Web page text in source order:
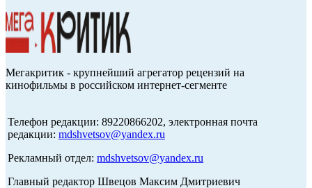
Мегакритик - крупнейший агрегатор рецензий на
кинофильмы в российском интернет-сегменте
Телефон редакции: 89220866202, электронная почта
редакции: mdshvetsov@yandex.ru
Рекламный отдел: mdshvetsov@yandex.ru
Главный редактор Швецов Максим Дмитриевич